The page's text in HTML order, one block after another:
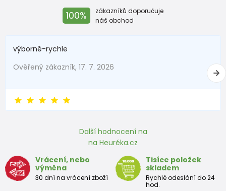
100%
zákazníků doporučuje
náš obchod
výborně-rychle
Ověřený zákazník, 17. 7. 2026
Další hodnocení na
na Heuréka.cz
Vrácení, nebo
výměna
30 dní na vrácení zboží
Tisíce položek
skladem
Rychlé odeslání do 24
hod.